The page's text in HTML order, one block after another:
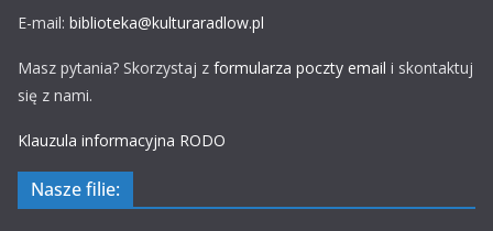
E-mail: biblioteka@kulturaradlow.pl
Masz pytania? Skorzystaj z formularza poczty email i skontaktuj
się z nami.
Klauzula informacyjna RODO
Nasze filie: